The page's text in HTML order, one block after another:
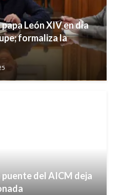
León XIV en día
formaliza la
del AICM deja